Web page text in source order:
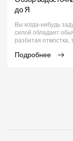
до Я
Вы когда-нибудь
силой обладает
разбитая
Подробнее